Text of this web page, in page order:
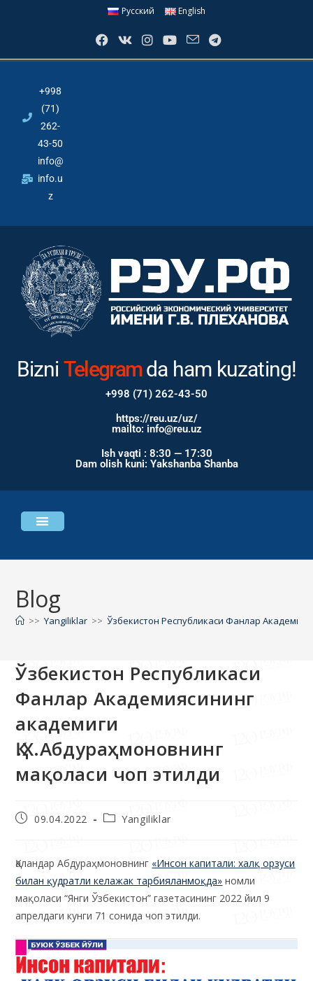
Русский English
+998
(71)
262-
43-50
info@
info.u
z
BizniInstagramda ham
kuzating!
+998 (71) 262-43-50
mailto: info@reu.uz
Dam olish kuni: Yakshanba Shanba
Blog
Ўзбекистон Республикаси
Фанлар Академиясининг
академиги
Қ.Х.Абдураҳмоновнинг
Қаландар Абдураҳмоновнинг«Инсон капитали: халқ орзуси
билан қудратли келажак тарбияланмоқда»номли
мақоласи “Янги Ўзбекистон” газетасининг 2022 йил 9
апрелдаги кунги 71 сонида чоп этилди.